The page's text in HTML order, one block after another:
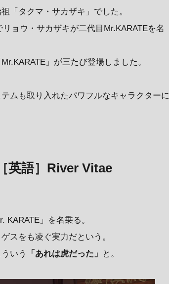
「タクマ・サカザキ」でした。
ョウ・サカザキが二代目Mr.KARATEを名
」が三たび登場しました。
ムも取り入れたパワフルなキャラクターに
英語］River Vitae
」を名乗る。
スをも凌ぐ実力だという。
いう
「あれは虎だった」 と。